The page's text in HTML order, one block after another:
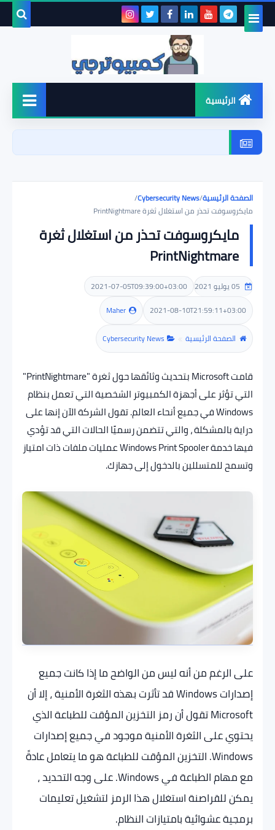
الرئيسية
ويندوز
برامج
مراجعات
ألعاب
هاردوير
الصفحة الرئيسية/
Cybersecurity News
/
مايكروسوفت تحذر من استغلال ثغرة PrintNightmare
مايكروسوفت تحذر من استغلال ثغرة
PrintNightmare
2021-07-05T09:39:00+03:00
2021-08-10T21:59:11+03:00
Maher
الصفحة الرئيسية
Cybersecurity News
قامت Microsoft بتحديث وثائقها حول ثغرة "PrintNightmare"
التي تؤثر على أجهزة الكمبيوتر الشخصية التي تعمل بنظام
Windows في جميع أنحاء العالم. تقول الشركة الآن إنها على
دراية بالمشكلة ، والتي تتضمن رسميًا الحالات التي قد تؤدي
فيها خدمة Windows Print Spooler عمليات ملفات ذات امتياز
وتسمح للمتسللين بالدخول إلى جهازك.
على الرغم من أنه ليس من الواضح ما إذا كانت جميع
إصدارات Windows قد تأثرت بهذه الثغرة الأمنية ، إلا أن
Microsoft تقول أن رمز التخزين المؤقت للطباعة الذي
يحتوي على الثغرة الأمنية موجود في جميع إصدارات
Windows. التخزين المؤقت للطباعة هو ما يتعامل عادةً
مع مهام الطباعة في Windows. على وجه التحديد ،
يمكن للقراصنة استغلال هذا الرمز لتشغيل تعليمات
برمجية عشوائية بامتيازات النظام.